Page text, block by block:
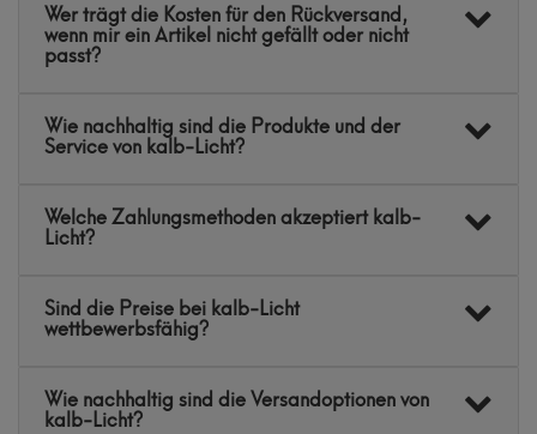
Wer trägt die Kosten für den Rückversand,
wenn mir ein Artikel nicht gefällt oder nicht
passt?
Wie nachhaltig sind die Produkte und der
Service von kalb-Licht?
Welche Zahlungsmethoden akzeptiert kalb-
Licht?
Sind die Preise bei kalb-Licht
wettbewerbsfähig?
Wie nachhaltig sind die Versandoptionen von
kalb-Licht?